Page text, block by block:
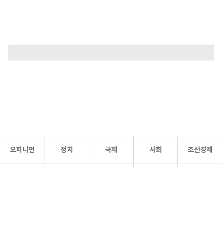
오피니언 정치 국제 사회 조선경제